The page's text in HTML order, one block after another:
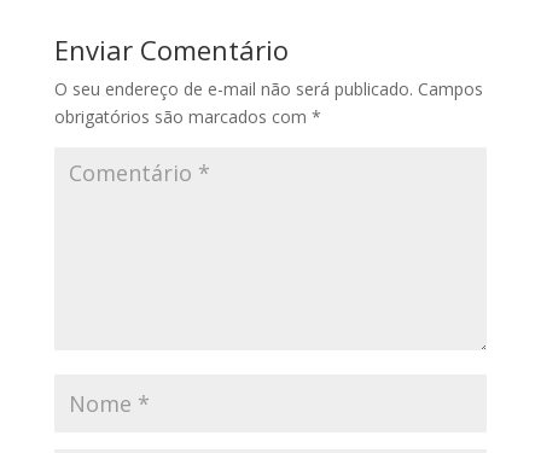
Enviar Comentário
O seu endereço de e-mail não será publicado. Campos
obrigatórios são marcados com *